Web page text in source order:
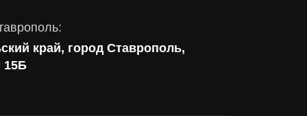
край, город Ставрополь,
15Б